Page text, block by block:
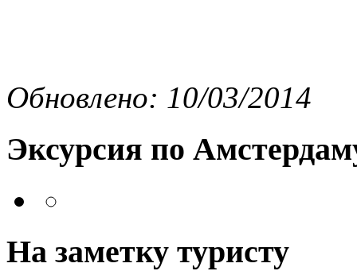
Обновлено: 10/03/2014
Эксурсия по
На заметку туристу